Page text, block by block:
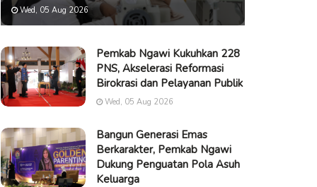
Wed, 05 Aug 2026
Pemkab Ngawi Kukuhkan 228
PNS, Akselerasi Reformasi
Birokrasi dan Pelayanan Publik
Wed, 05 Aug 2026
Bangun Generasi Emas
Berkarakter, Pemkab Ngawi
Dukung Penguatan Pola Asuh
Keluarga